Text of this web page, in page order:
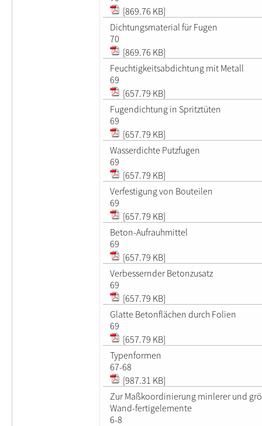
[869.76 KB]
Dichtungsmaterial für Fugen
70
[869.76 KB]
Feuchtigkeitsabdichtung mit Metall
69
[657.79 KB]
Fugendichtung in Spritztüten
69
[657.79 KB]
Wasserdichte Putzfugen
69
[657.79 KB]
Verfestigung von Bouteilen
69
[657.79 KB]
Beton-Aufrauhmittel
69
[657.79 KB]
Verbessernder Betonzusatz
69
[657.79 KB]
Glatte Betonflächen durch Folien
69
[657.79 KB]
Typenformen
67-68
[987.31 KB]
Zur Maßkoordinierung minlerer und
Wand-fertigelemente
6-8